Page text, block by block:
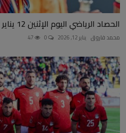
الحصاد الرياضي اليوم الإثنين 12 يناير
محمد فاروق يناير 12, 2026